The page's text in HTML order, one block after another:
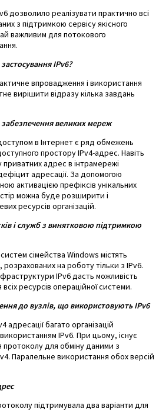
дозволило реалізувати практично всі
з підтримкою сервісу якісного
важливим для потокового
IPv6?
впровадження і використання
вирішити відразу кілька завдань
великих мереж
в Інтернет є ряд обмежень
простору IPv4-адрес. Навіть
адрес в інтрамережі
адресації. За допомогою
активацією префіксів унікальних
можна буде розширити і
ресурсів організацій.
і служб з винятковою підтримкою
сімейства Windows містять
на роботу тільки з IPv6.
IPv6 дасть можливість
ресурсів операційної системи.
до вузлів, що використовують IPv6
адресації багато організацій
IPv6. При цьому, існує
протоколу для обміну даними з
Паралельне використання обох версій
підтримувала два варіанти для